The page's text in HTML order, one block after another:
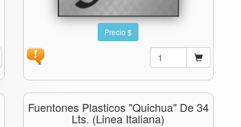
Precio $
Fuentones Plasticos "quichua" De 34
Lts. (linea Italiana)